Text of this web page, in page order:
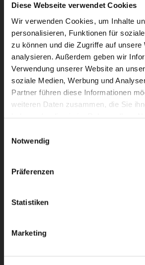
Diese Webseite verwendet Cookies
Wir verwenden Cookies, um Inhalte
personalisieren, Funktionen für
zu können und die Zugriffe auf unsere
analysieren. Außerdem geben wir
Verwendung unserer Website an
soziale Medien, Werbung und
Partner führen diese Informationen
weiteren Daten zusammen, die Sie
Notwendig
Präferenzen
Statistiken
Marketing
Dies könnte Sie